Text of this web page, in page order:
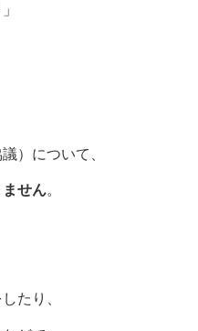
）について、
せん。
たり、